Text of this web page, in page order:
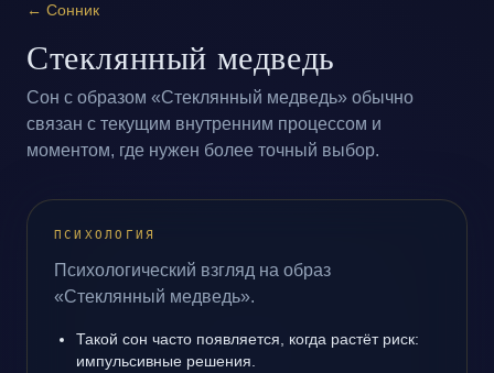
← Сонник
Стеклянный медведь
Сон с образом «Стеклянный медведь» обычно
связан с текущим внутренним процессом и
моментом, где нужен более точный выбор.
ПСИХОЛОГИЯ
Психологический взгляд на образ
«Стеклянный медведь».
Такой сон часто появляется, когда растёт риск:
импульсивные решения.